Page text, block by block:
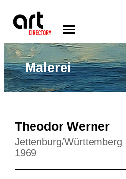
Malerei
Theodor Werner
Jettenburg/Württemberg
1969